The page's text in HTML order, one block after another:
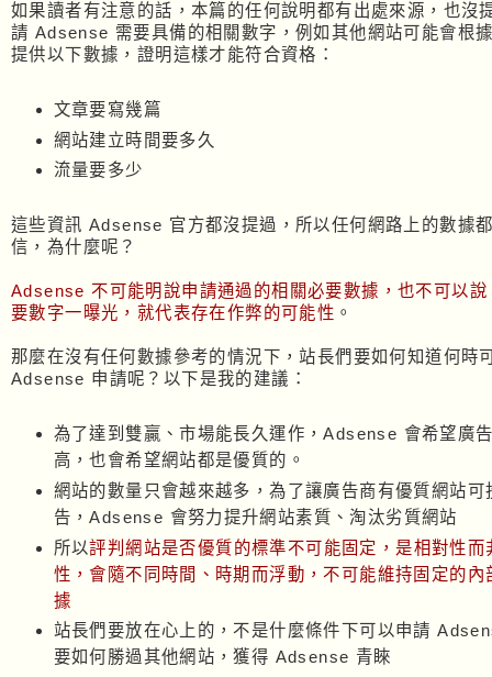
如果讀者有注意的話，本篇的任何說明都有出處來源，也沒
請 Adsense 需要具備的相關數字，例如其他網站可能會根
提供以下數據，證明這樣才能符合資格：
文章要寫幾篇
網站建立時間要多久
流量要多少
這些資訊 Adsense 官方都沒提過，所以任何網路上的數據
信，為什麼呢？
Adsense 不可能明說申請通過的相關必要數據，也不可以說
要數字一曝光，就代表存在作弊的可能性 。
那麼在沒有任何數據參考的情況下，站長們要如何知道何時
Adsense 申請呢？以下是我的建議：
為了達到雙贏、市場能長久運作，Adsense 會希望廣
高，也會希望網站都是優質的。
網站的數量只會越來越多，為了讓廣告商有優質網站可
告，Adsense 會努力提升網站素質、淘汰劣質網站
所以評判網站是否優質的標準不可能固定，是相對性而
性，會隨不同時間、時期而浮動，不可能維持固定的內
據
站長們要放在心上的，不是什麼條件下可以申請
要如何勝過其他網站，獲得 Adsense 青睞